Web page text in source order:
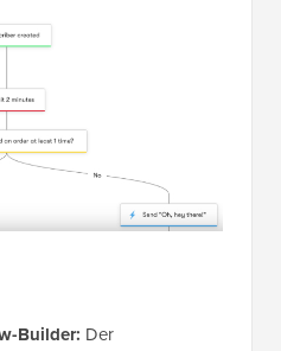
Builder: Der